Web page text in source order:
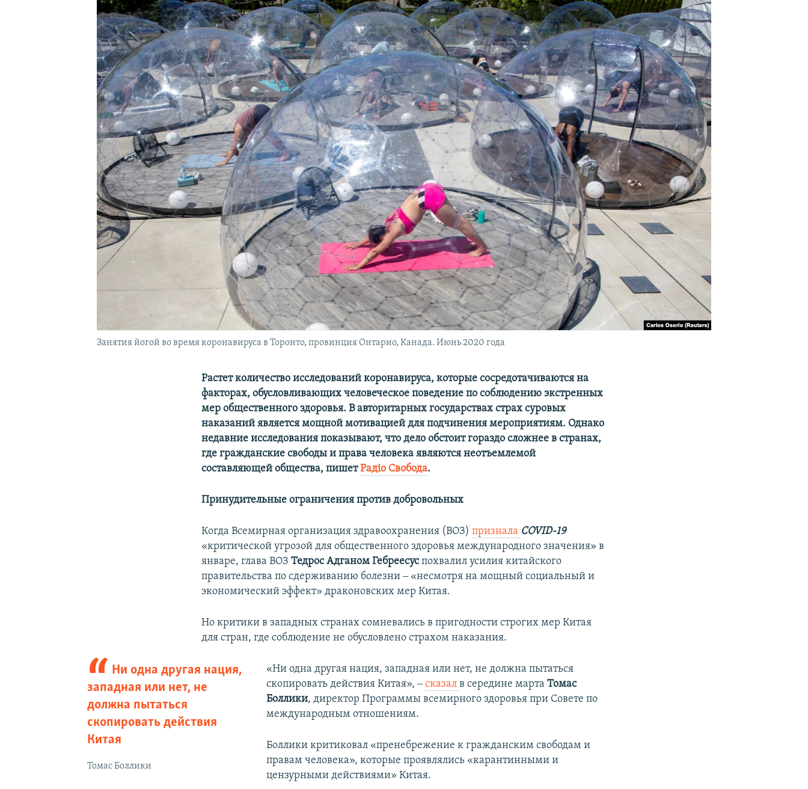
КРЫМ.НЕПОКОРЕННЫЙ
УКРАИНСКАЯ ПРОБЛЕМА КРЫМА
Занятия йогой во время коронавируса в Торонто, провинция Онтарио, Канада. Июнь 2020 года
Растет количество исследований коронавируса, которые сосредотачиваются на
факторах, обусловливающих человеческое поведение по соблюдению экстренных
мер общественного здоровья. В авторитарных государствах страх суровых
наказаний является мощной мотивацией для подчинения мероприятиям. Однако
недавние исследования показывают, что дело обстоит гораздо сложнее в странах,
где гражданские свободы и права человека являются неотъемлемой
составляющей общества, пишетРадiо Свобода.
Принудительные ограничения против добровольных
Когда Всемирная организация здравоохранения (ВОЗ)признала COVID-19
«критической угрозой для общественного здоровья международного значения» в
январе, глава ВОЗТедрос Адганом Гебреесуспохвалил усилия китайского
правительства по сдерживанию болезни ‒ «несмотря на мощный социальный и
экономический эффект» драконовских мер Китая.
Но критики в западных странах сомневались в пригодности строгих мер Китая
для стран, где соблюдение не обусловлено страхом наказания.
Ни одна другая нация,
западная или нет, не
должна пытаться
скопировать действия
Китая
Томас Боллики
«Ни одна другая нация, западная или нет, не должна пытаться
скопировать действия Китая», ‒сказал в середине марта Томас
Боллики, директор Программы всемирного здоровья при Совете по
международным отношениям.
Боллики критиковал «пренебрежение к гражданским свободам и
правам человека», которые проявлялись «карантинными и
цензурными действиями» Китая.